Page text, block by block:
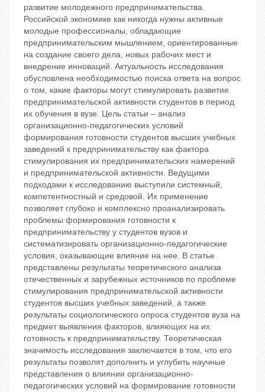
развитие молодежного предпринимательства.
Российской экономике как никогда нужны активные
молодые профессионалы, обладающие
предпринимательским мышлением, ориентированные
на создание своего дела, новых рабочих мест и
внедрение инноваций. Актуальность исследования
обусловлена необходимостью поиска ответа на вопрос
о том, какие факторы могут стимулировать развитие
предпринимательской активности студентов в период
их обучения в вузе. Цель статьи – анализ
организационно-педагогических условий
формирования готовности студентов высших учебных
заведений к предпринимательству как фактора
стимулирования их предпринимательских намерений
и предпринимательской активности. Ведущими
подходами к исследованию выступили системный,
компетентностный и средовой. Их применение
позволяет глубоко и комплексно проанализировать
проблемы формирования готовности к
предпринимательству у студентов вузов и
систематизировать организационно-педагогические
условия, оказывающие влияние на нее. В статье
представлены результаты теоретического анализа
отечественных и зарубежных источников по проблеме
стимулирования предпринимательской активности
студентов высших учебных заведений, а также
результаты социологического опроса студентов вуза на
предмет выявления факторов, влияющих на их
готовность к предпринимательству. Теоретическая
значимость исследования заключается в том, что его
результаты позволят дополнить и углубить научные
представления о влиянии организационно-
педагогических условий на формирование готовности